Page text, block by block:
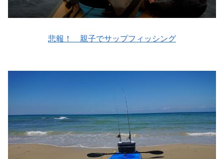
悲報！ 親子でサップフィッシング